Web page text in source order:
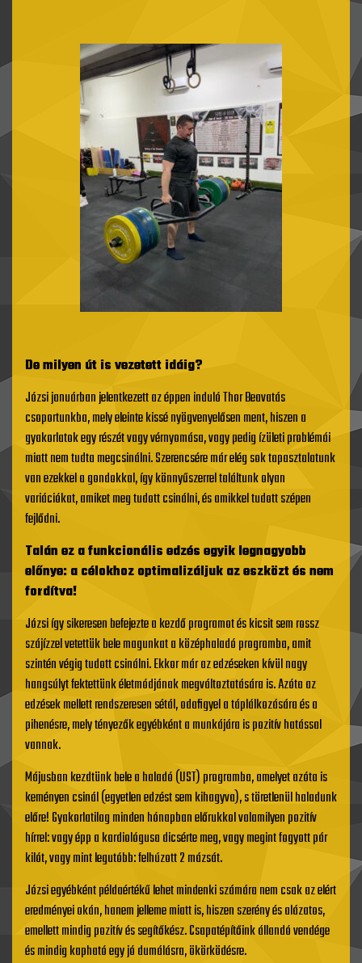
De milyen út is vezetett idáig?
Józsi januárban jelentkezett az éppen induló Thor Beavatás
csoportunkba, mely eleinte kissé nyögvenyelősen ment, hiszen a
gyakorlatok egy részét vagy vérnyomása, vagy pedig ízületi problémái
miatt nem tudta megcsinálni. Szerencsére már elég sok tapasztalatunk
van ezekkel a gondokkal, így könnyűszerrel találtunk olyan
variációkat, amiket meg tudott csinálni, és amikkel tudott szépen
fejlődni.
Talán ez a funkcionális edzés egyik legnagyobb
előnye: a célokhoz optimalizáljuk az eszközt és nem
fordítva!
Józsi így sikeresen befejezte a kezdő programot és kicsit sem rossz
szájízzel vetettük bele magunkat a középhaladó programba, amit
szintén végig tudott csinálni. Ekkor már az edzéseken kívül nagy
hangsúlyt fektettünk életmódjának megváltoztatására is. Azóta az
edzések mellett rendszeresen sétál, odafigyel a táplálkozására és a
pihenésre, mely tényezők egyébként a munkájára is pozitív hatással
vannak.
Májusban kezdtünk bele a haladó (UST) programba, amelyet azóta is
keményen csinál (egyetlen edzést sem kihagyva), s töretlenül haladunk
előre! Gyakorlatilag minden hónapban előrukkol valamilyen pozitív
hírrel: vagy épp a kardiológusa dicsérte meg, vagy megint fogyott pár
kilót, vagy mint legutóbb: felhúzott 2 mázsát.
Józsi egyébként példaértékű lehet mindenki számára nem csak az elért
eredményei okán, hanem jelleme miatt is, hiszen szerény és alázatos,
emellett mindig pozitív és segítőkész. Csapatépítőink állandó vendége
és mindig kapható egy jó dumálásra, ökörködésre.